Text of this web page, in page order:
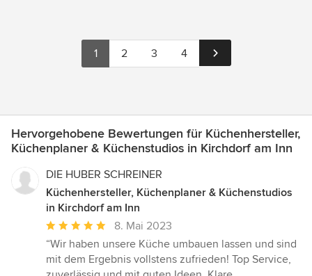
1 2 3 4
Hervorgehobene Bewertungen für Küchenhersteller,
Küchenplaner & Küchenstudios in Kirchdorf am Inn
DIE HUBER SCHREINER
Küchenhersteller, Küchenplaner & Küchenstudios
in Kirchdorf am Inn
Durchschnittliche
Bewertung:
5
von
8. Mai 2023
“Wir haben unsere Küche umbauen lassen und sind
mit dem Ergebnis vollstens zufrieden! Top Service,